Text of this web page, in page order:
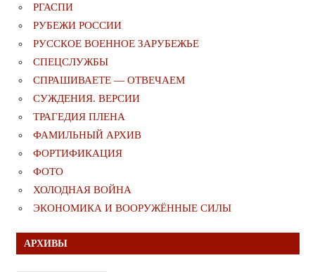
РГАСПИ
РУБЕЖИ РОССИИ
РУССКОЕ ВОЕННОЕ ЗАРУБЕЖЬЕ
СПЕЦСЛУЖБЫ
СПРАШИВАЕТЕ — ОТВЕЧАЕМ
СУЖДЕНИЯ. ВЕРСИИ
ТРАГЕДИЯ ПЛЕНА
ФАМИЛЬНЫЙ АРХИВ
ФОРТИФИКАЦИЯ
ФОТО
ХОЛОДНАЯ ВОЙНА
ЭКОНОМИКА И ВООРУЖЁННЫЕ СИЛЫ
АРХИВЫ